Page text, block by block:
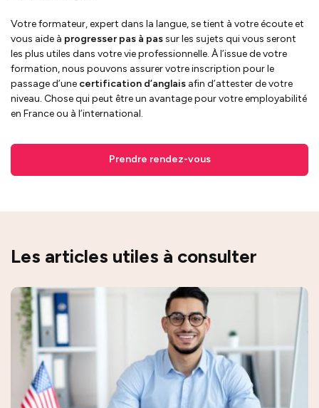
Votre formateur, expert dans la langue, se tient à votre écoute et
vous aide à progresser pas à passur les sujets qui vous seront
les plus utiles dans votre vie professionnelle. À l’issue de votre
formation, nous pouvons assurer votre inscription pour le
passage d’une certification d’anglais afin d’attester de votre
niveau. Chose qui peut être un avantage pour votre employabilité
en France ou à l’international.
Prendre rendez-vous
Les articles utiles à consulter